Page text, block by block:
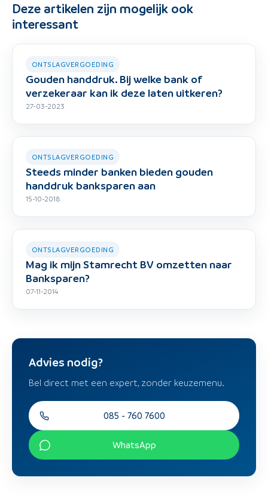
Deze artikelen zijn mogelijk ook
interessant
ONTSLAGVERGOEDING
Gouden handdruk. Bij welke bank of
verzekeraar kan ik deze laten uitkeren?
27-03-2023
ONTSLAGVERGOEDING
Steeds minder banken bieden gouden
handdruk banksparen aan
15-10-2018
ONTSLAGVERGOEDING
Mag ik mijn Stamrecht BV omzetten naar
Banksparen?
07-11-2014
Advies nodig?
Bel direct met een expert, zonder keuzemenu.
085 - 760 7600
WhatsApp